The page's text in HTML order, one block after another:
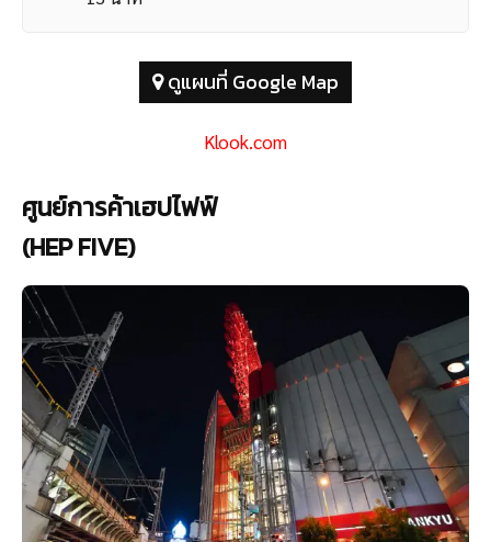
ดูแผนที่ Google Map
Klook.com
ศูนย์การค้าเฮปไฟฟ์
(HEP FIVE)